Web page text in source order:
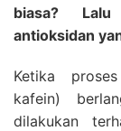
biasa? Lalu
antioksidan
Ketika
kafein)
dilakukan